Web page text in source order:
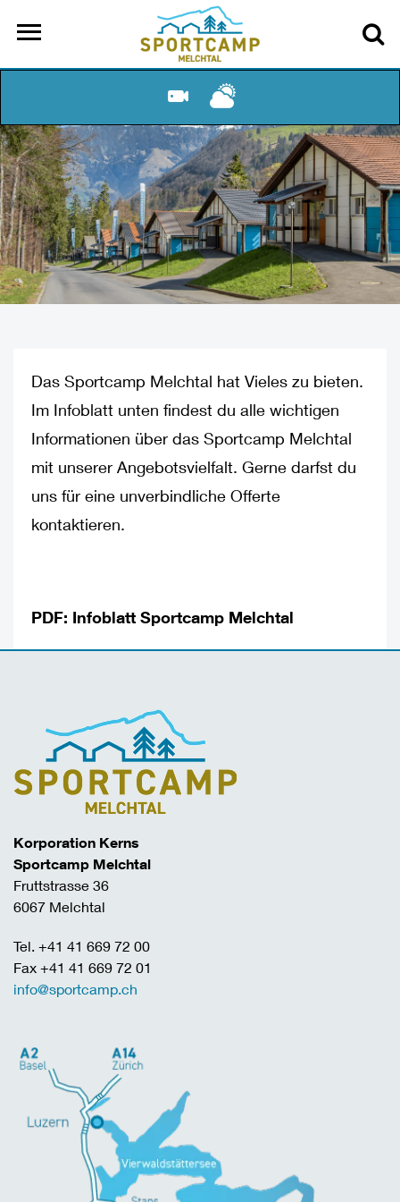
Das Sportcamp Melchtal hat Vieles zu bieten.
Im Infoblatt unten findest du alle wichtigen
Informationen über das Sportcamp Melchtal
mit unserer Angebotsvielfalt. Gerne darfst du
uns für eine unverbindliche Offerte
kontaktieren.
PDF: Infoblatt Sportcamp Melchtal
Korporation Kerns
Sportcamp Melchtal
Fruttstrasse 36
6067 Melchtal
Tel. +41 41 669 72 00
Fax +41 41 669 72 01
info@sportcamp.ch